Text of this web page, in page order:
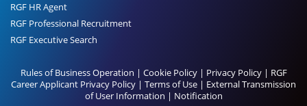
RGF HR Agent
RGF Professional Recruitment
RGF Executive Search
Rules of Business Operation | Cookie Policy| Privacy Policy| RGF
Career Applicant Privacy Policy | Terms of Use | External Transmission
of User Information | Notification